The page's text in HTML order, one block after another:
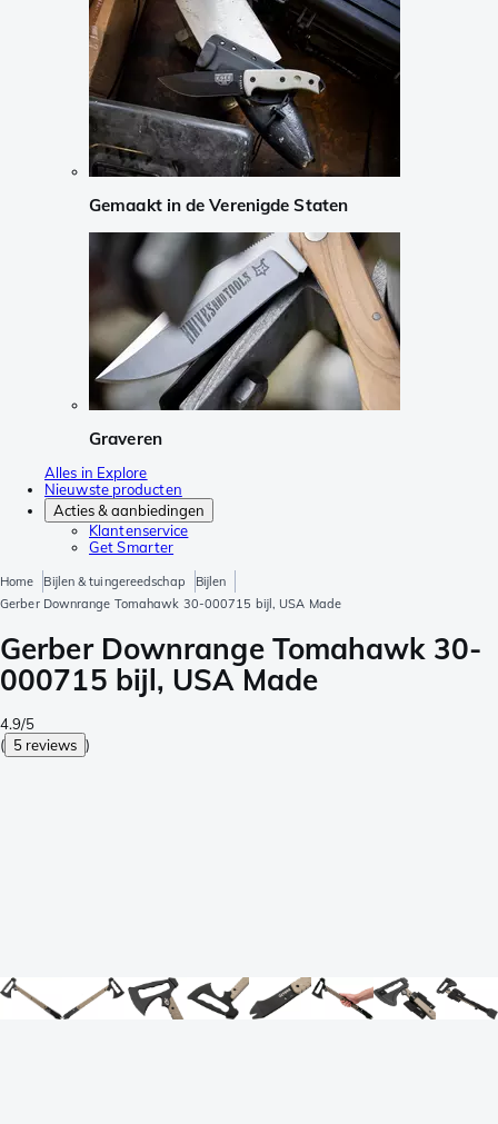
Gemaakt in de Verenigde Staten
Graveren
Alles in Explore
Nieuwste producten
Acties & aanbiedingen
Klantenservice
Get Smarter
Home Bijlen & tuingereedschap
Bijlen
Gerber Downrange Tomahawk 30-000715 bijl, USA Made
Gerber Downrange Tomahawk 30-
000715 bijl, USA Made
4.9/5
( 5 reviews )